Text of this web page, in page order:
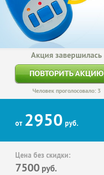
Акция завершилась
ПОВТОРИТЬ АКЦИЮ
Человек проголосовало: 3
от 2950 руб.
Цена без скидки:
7500 руб.